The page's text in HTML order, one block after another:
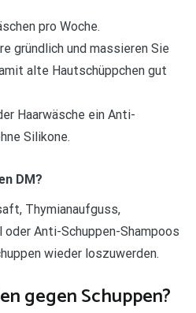
pro Woche.
gründlich und massieren Sie
alte Hautschüppchen gut
Haarwäsche ein Anti-
Silikone.
DM?
Thymianaufguss,
oder Anti-Schuppen-Shampoos
wieder loszuwerden.
gegen Schuppen?